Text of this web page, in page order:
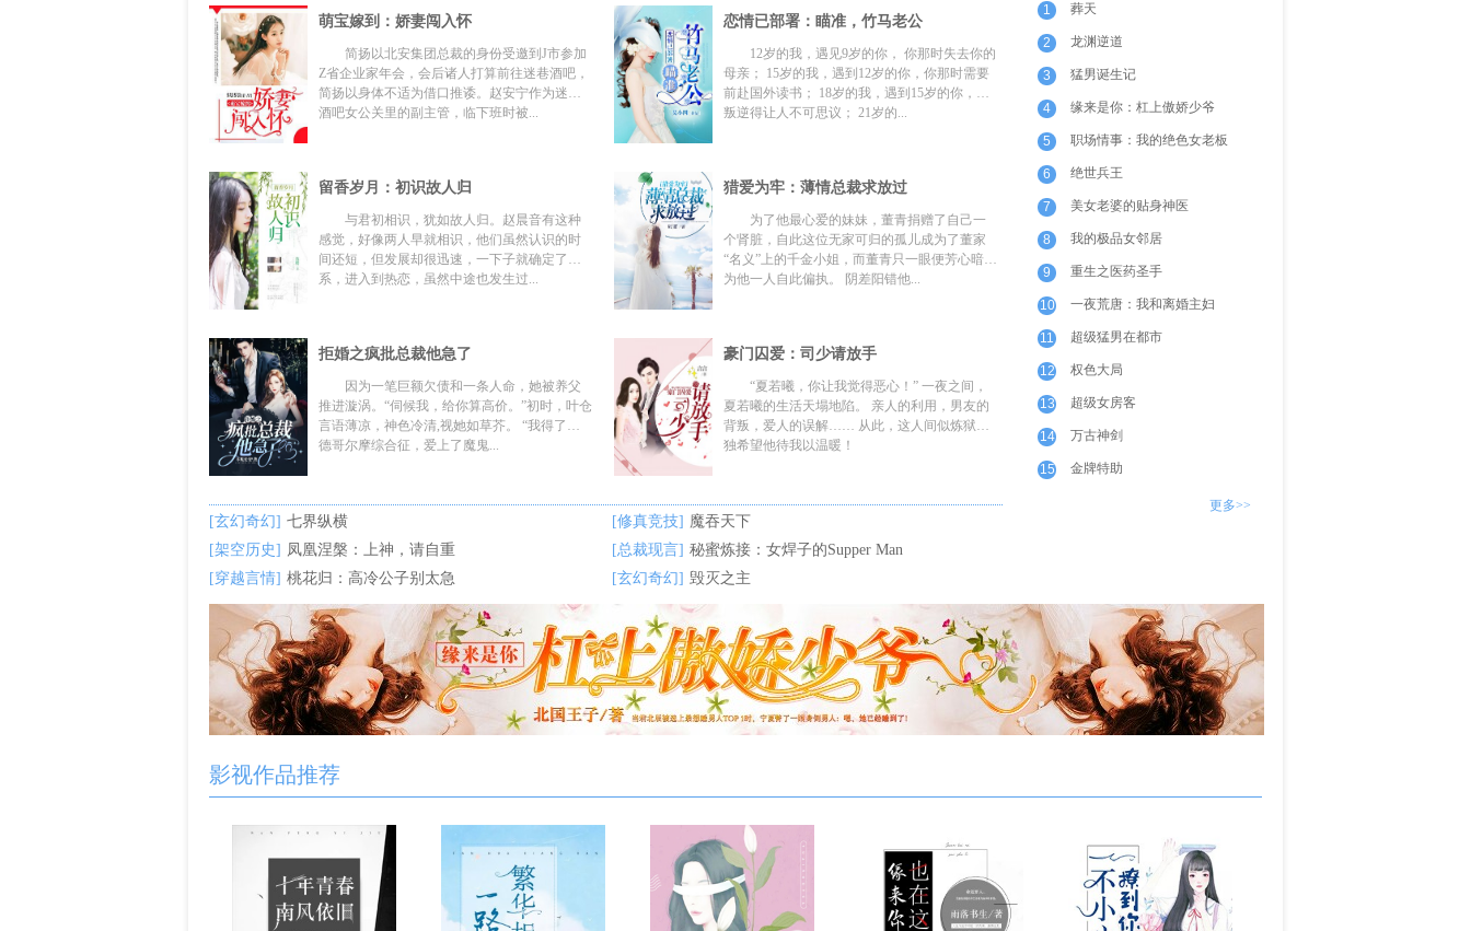
萌宝嫁到：娇妻闯入怀
简扬以北安集团总裁的身份受邀到J市参加
Z省企业家年会，会后诸人打算前往迷巷酒吧，
简扬以身体不适为借口推诿。赵安宁作为迷巷
酒吧女公关里的副主管，临下班时被...
恋情已部署：瞄准，竹马老公
12岁的我，遇见9岁的你， 你那时失去你的
母亲； 15岁的我，遇到12岁的你，你那时需要
前赴国外读书； 18岁的我，遇到15岁的你，你
叛逆得让人不可思议； 21岁的...
留香岁月：初识故人归
与君初相识，犹如故人归。赵晨音有这种
感觉，好像两人早就相识，他们虽然认识的时
间还短，但发展却很迅速，一下子就确定了关
系，进入到热恋，虽然中途也发生过...
猎爱为牢：薄情总裁求放过
为了他最心爱的妹妹，董青捐赠了自己一
个肾脏，自此这位无家可归的孤儿成为了董家
“名义”上的千金小姐，而董青只一眼便芳心暗许
为他一人自此偏执。 阴差阳错他...
拒婚之疯批总裁他急了
因为一笔巨额欠债和一条人命，她被养父
推进漩涡。“伺候我，给你算高价。”初时，叶仓
言语薄凉，神色冷清,视她如草芥。 “我得了斯
德哥尔摩综合征，爱上了魔鬼...
豪门囚爱：司少请放手
“夏若曦，你让我觉得恶心！” 一夜之间，
夏若曦的生活天塌地陷。 亲人的利用，男友的
背叛，爱人的误解…… 从此，这人间似炼狱，
独希望他待我以温暖！
[玄幻奇幻] 七界纵横 [修真竞技] 魔吞天下
[架空历史] 凤凰涅槃：上神，请自重 [总裁现言] 秘蜜炼接：女焊子的Supper Man
[穿越言情] 桃花归：高冷公子别太急 [玄幻奇幻] 毁灭之主
1 葬天
2 龙渊逆道
3 猛男诞生记
4 缘来是你：杠上傲娇少爷
5 职场情事：我的绝色女老板
6 绝世兵王
7 美女老婆的贴身神医
8 我的极品女邻居
9 重生之医药圣手
10 一夜荒唐：我和离婚主妇
11 超级猛男在都市
12 权色大局
13 超级女房客
14 万古神剑
15 金牌特助
更多>>
影视作品推荐